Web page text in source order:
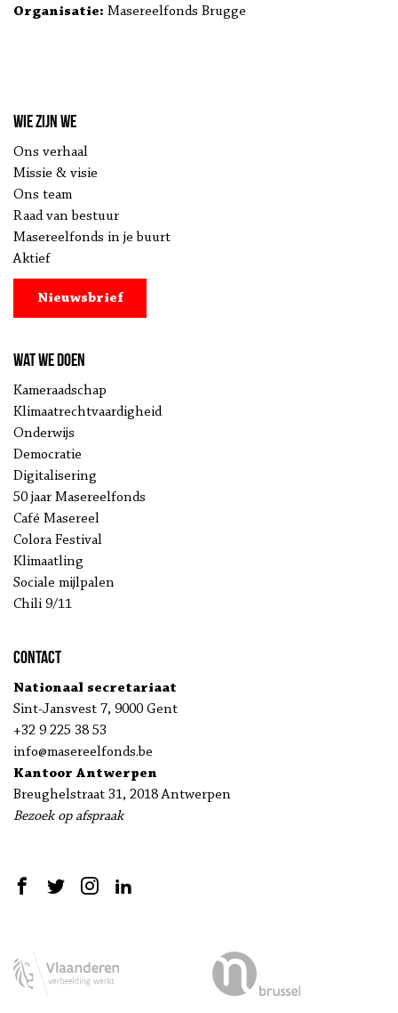
Organisatie: Masereelfonds Brugge
Wie zijn we
Ons verhaal
Missie & visie
Ons team
Raad van bestuur
Masereelfonds in je buurt
Aktief
Nieuwsbrief
Wat we doen
Kameraadschap
Klimaatrechtvaardigheid
Onderwijs
Democratie
Digitalisering
50 jaar Masereelfonds
Café Masereel
Colora Festival
Klimaatling
Sociale mijlpalen
Chili 9/11
Contact
Nationaal secretariaat
Sint-Jansvest 7, 9000 Gent
+32 9 225 38 53
info@masereelfonds.be
Kantoor Antwerpen
Breughelstraat 31, 2018 Antwerpen
Bezoek op afspraak